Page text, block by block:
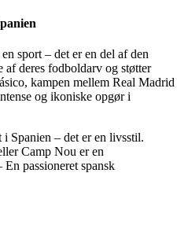
sport – det er en del af den
af deres fodboldarv og støtter
kampen mellem Real Madrid
og ikoniske opgør i
Spanien – det er en livsstil.
Camp Nou er en
passioneret spansk